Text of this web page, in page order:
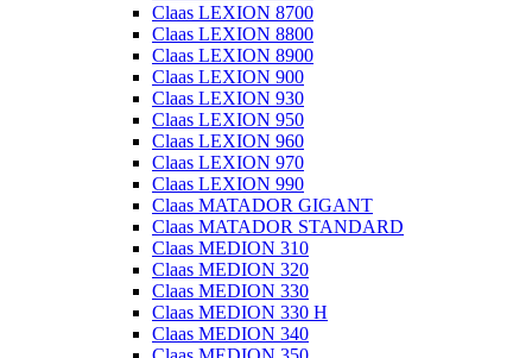
Claas LEXION 8700
Claas LEXION 8800
Claas LEXION 8900
Claas LEXION 900
Claas LEXION 930
Claas LEXION 950
Claas LEXION 960
Claas LEXION 970
Claas LEXION 990
Claas MATADOR GIGANT
Claas MATADOR STANDARD
Claas MEDION 310
Claas MEDION 320
Claas MEDION 330
Claas MEDION 330 H
Claas MEDION 340